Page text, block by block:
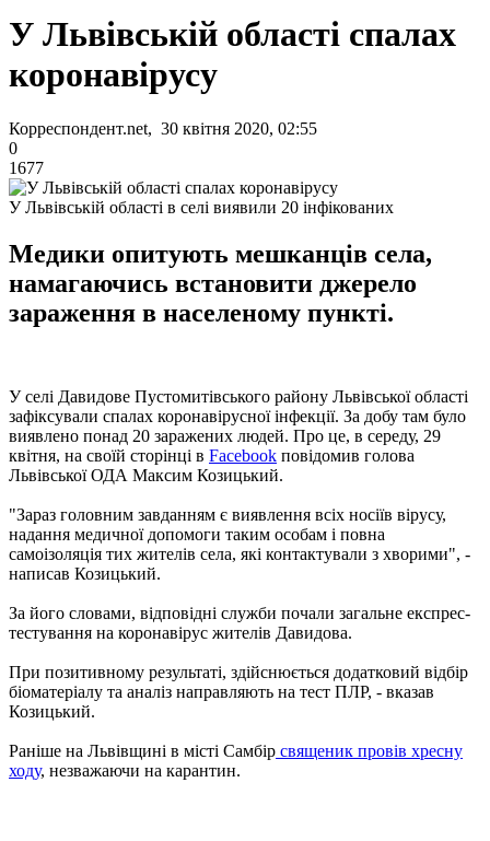
У Львівській області спалах
коронавірусу
Корреспондент.net, 30 квітня 2020, 02:55
0
1677
У Львівській області в селі виявили 20 інфікованих
Медики опитують мешканців села,
намагаючись встановити джерело
зараження в населеному пункті.
У селі Давидове Пустомитівського району Львівської області
зафіксували спалах коронавірусної інфекції. За добу там було
виявлено понад 20 заражених людей. Про це, в середу, 29
квітня, на своїй сторінці в Facebook повідомив голова
Львівської ОДА Максим Козицький.
"Зараз головним завданням є виявлення всіх носіїв вірусу,
надання медичної допомоги таким особам і повна
самоізоляція тих жителів села, які контактували з хворими", -
написав Козицький.
За його словами, відповідні служби почали загальне експрес-
тестування на коронавірус жителів Давидова.
При позитивному результаті, здійснюється додатковий відбір
біоматеріалу та аналіз направляють на тест ПЛР, - вказав
Козицький.
Раніше на Львівщині в місті Самбір священик провів хресну
ходу, незважаючи на карантин.